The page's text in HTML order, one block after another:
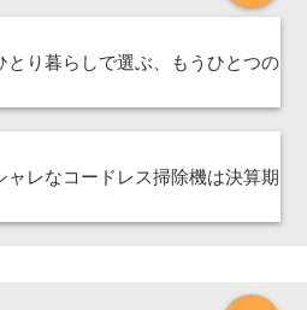
とり暮らしで選ぶ、もうひとつの
ャレなコードレス掃除機は決算期